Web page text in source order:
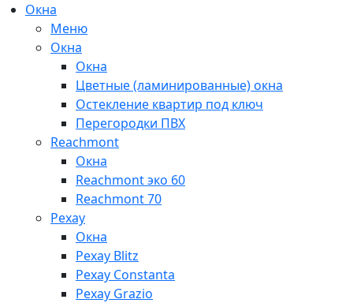
Окна
Меню
Окна
Окна
Цветные (ламинированные) окна
Остекление квартир под ключ
Перегородки ПВХ
Reachmont
Окна
Reachmont эко 60
Reachmont 70
Рехау
Окна
Рехау Blitz
Рехау Constanta
Рехау Grazio